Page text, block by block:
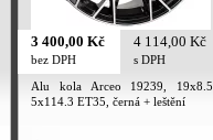
3 400,00 Kč
bez DPH
4 114,00 Kč
s DPH
Alu kola Arceo 19239, 19x8.5
5x114.3 ET35, černá + leštění